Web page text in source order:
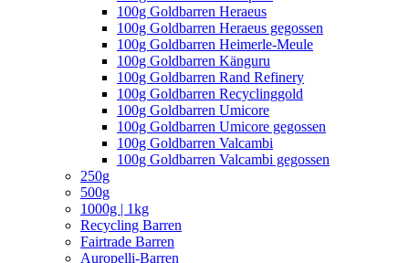
100g Goldbarren Heraeus
100g Goldbarren Heraeus gegossen
100g Goldbarren Heimerle-Meule
100g Goldbarren Känguru
100g Goldbarren Rand Refinery
100g Goldbarren Recyclinggold
100g Goldbarren Umicore
100g Goldbarren Umicore gegossen
100g Goldbarren Valcambi
100g Goldbarren Valcambi gegossen
250g
500g
1000g | 1kg
Recycling Barren
Fairtrade Barren
Auropelli-Barren